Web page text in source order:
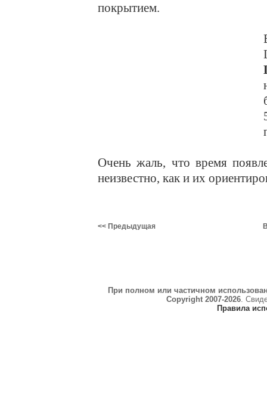
покрытием.
Очень жаль, что время
неизвестно, как и их
<< Предыдущая
При полном или частичном
Copyright 2007-2026.
Правила